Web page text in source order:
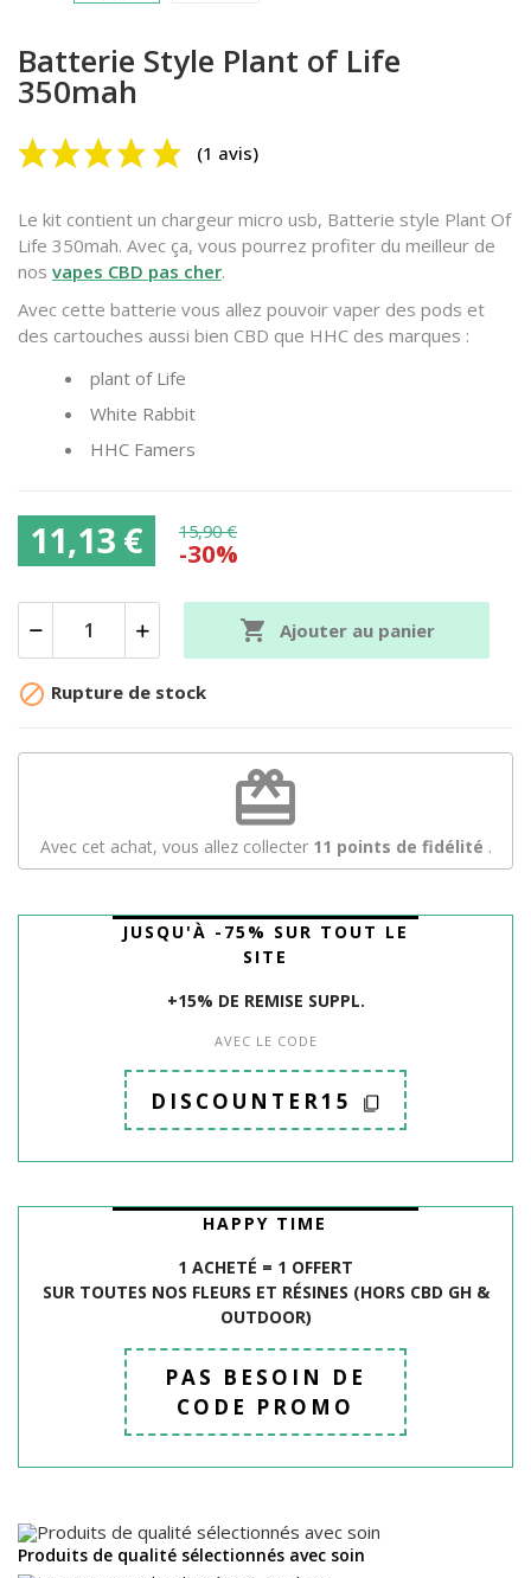
Batterie Style Plant of Life
350mah
Le kit contient un chargeur micro usb, Batterie style Plant Of
Life 350mah. Avec ça, vous pourrez profiter du meilleur de
nos vapes CBD pas cher.
Avec cette batterie vous allez pouvoir vaper des pods et
des cartouches aussi bien CBD que HHC des marques :
plant of Life
White Rabbit
HHC Famers
11,13 € 15,90 €
-30%
 Ajouter au panier
 Rupture de stock
redeem
Avec cet achat, vous allez collecter 11 points de fidélité .
JUSQU'À -75% SUR TOUT LE
SITE
+15% DE REMISE SUPPL.
AVEC LE CODE
DISCOUNTER15
HAPPY TIME
1 ACHETÉ = 1 OFFERT
SUR TOUTES NOS FLEURS ET RÉSINES (HORS CBD GH &
OUTDOOR)
PAS BESOIN DE
CODE PROMO
Produits de qualité sélectionnés avec soin